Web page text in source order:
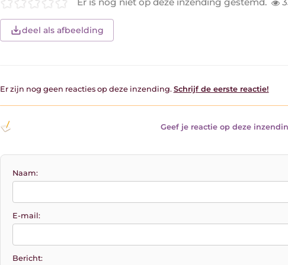
deel als afbeelding
Er zijn nog geen reacties op deze inzending. Schrijf de eerste reactie!
Geef je reactie op deze
Naam:
E-mail:
Bericht: